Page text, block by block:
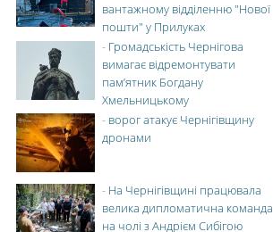
вантажному відділенню "Нової
пошти" у Прилуках
- Громадськість Чернігова
вимагає відремонтувати
пам’ятник Богдану
Хмельницькому
- ворог атакує Чернігівщину
дронами
- На Чернігівщині працювала
велика дипломатична команда
на чолі з Андрієм Сибігою